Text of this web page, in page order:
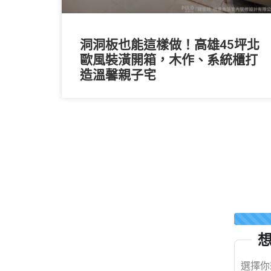
洞洞板也能這樣做！高雄45坪北
歐風裝潢開箱，木作、系統櫃打
造溫馨親子宅